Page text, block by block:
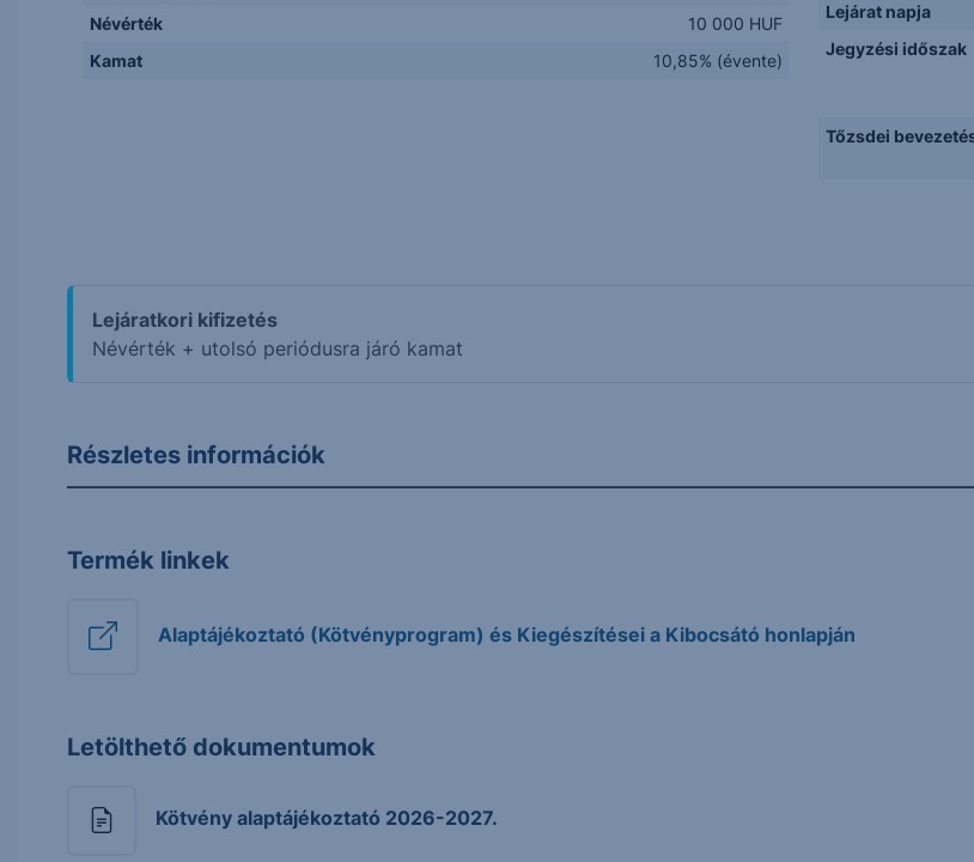
Névérték
10 000 HUF
Kamat
10,85% (évente)
Lejárat napja
Jegyzési időszak
Tőzsdei
Lejáratkori kifizetés
Névérték + utolsó periódusra járó kamat
Részletes információk
Termék linkek
Alaptájékoztató (Kötvényprogram) és Kiegészítései a Kibocsátó honlapján
Letölthető dokumentumok
Kötvény alaptájékoztató 2026-2027.